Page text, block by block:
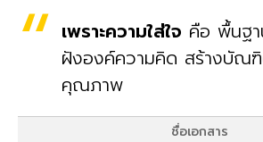
เพราะความใส่ใจ คือ พื้นฐ
ฝังองค์ความคิด สร้างบัณ
คุณภาพ
ชื่อเอกสาร